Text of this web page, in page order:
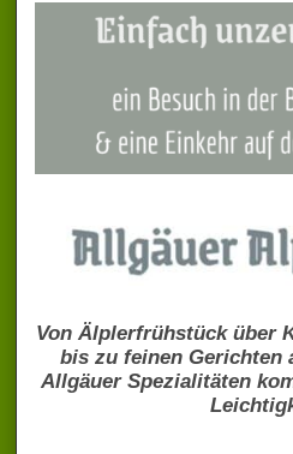
Von Älplerfrühstück über
bis zu feinen Gerichten
Allgäuer Spezialitäten